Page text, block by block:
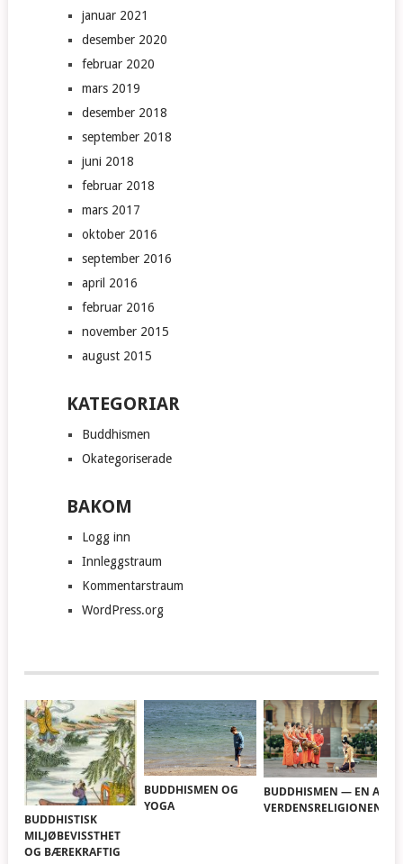
januar 2021
desember 2020
februar 2020
mars 2019
desember 2018
september 2018
juni 2018
februar 2018
mars 2017
oktober 2016
september 2016
april 2016
februar 2016
november 2015
august 2015
KATEGORIAR
Buddhismen
Okategoriserade
BAKOM
Logg inn
Innleggstraum
Kommentarstraum
WordPress.org
BUDDHISTISK
MILJØBEVISSTHET
OG BÆREKRAFTIG
BUDDHISMEN OG
YOGA
BUDDHISMEN — EN AV
VERDENSRELIGIONENE